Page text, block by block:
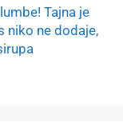
Tajna je
niko ne dodaje,